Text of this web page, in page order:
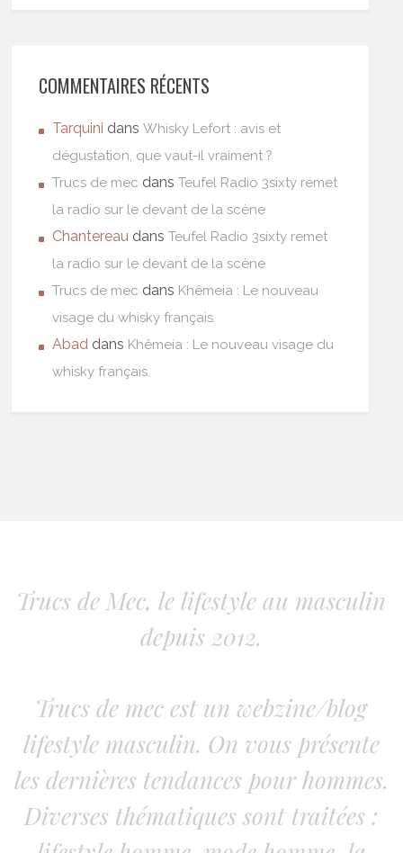
COMMENTAIRES RÉCENTS
Tarquini dansWhisky Lefort : avis et
dégustation, que vaut-il vraiment ?
Trucs de mec dansTeufel Radio 3sixty remet
la radio sur le devant de la scène
Chantereau dansTeufel Radio 3sixty remet
la radio sur le devant de la scène
Trucs de mec dans Khêmeia : Le nouveau
visage du whisky français.
Abad dans Khêmeia : Le nouveau visage du
whisky français.
Trucs de Mec, le lifestyle au masculin
depuis 2012.
Trucs de mec est un webzine/blog
lifestyle masculin. On vous présente
les dernières tendances pour hommes.
Diverses thématiques sont traitées :